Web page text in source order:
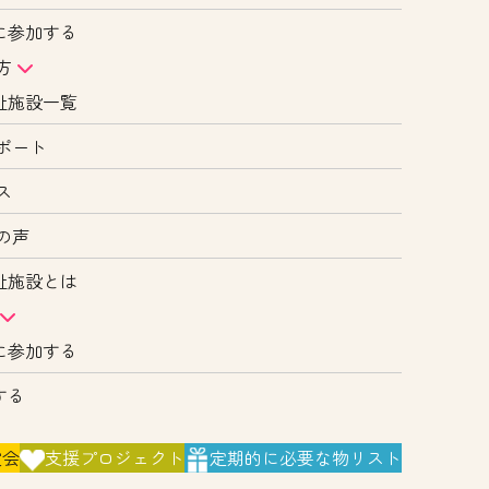
加する
施設一覧
ート
声
施設とは
加する
支援プロジェクト 定期的に必要な物リスト